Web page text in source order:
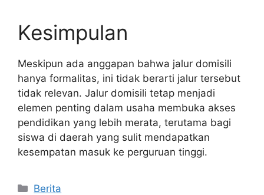
Kesimpulan
Meskipun ada anggapan bahwa jalur domisili
hanya formalitas, ini tidak berarti jalur tersebut
tidak relevan. Jalur domisili tetap menjadi
elemen penting dalam usaha membuka akses
pendidikan yang lebih merata, terutama bagi
siswa di daerah yang sulit mendapatkan
kesempatan masuk ke perguruan tinggi.
Kategori
Berita